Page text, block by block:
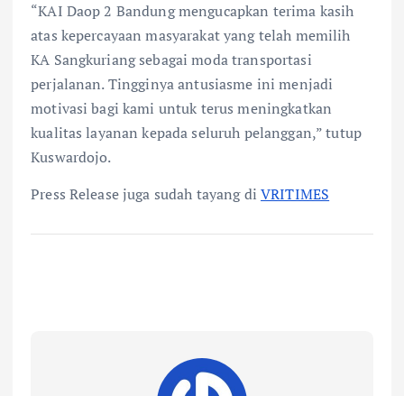
“KAI Daop 2 Bandung mengucapkan terima kasih
atas kepercayaan masyarakat yang telah memilih
KA Sangkuriang sebagai moda transportasi
perjalanan. Tingginya antusiasme ini menjadi
motivasi bagi kami untuk terus meningkatkan
kualitas layanan kepada seluruh pelanggan,” tutup
Kuswardojo.
Press Release juga sudah tayang diVRITIMES